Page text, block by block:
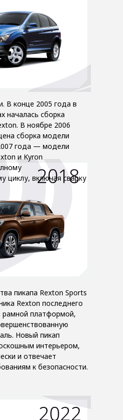
В конце 2005 года в
началась сборка
В ноябре 2006
сборка модели
года — модели
и Kyron
циклу, включая сварку
пикапа Rexton Sports
Rexton последнего
рамной платформой,
Новый пикап
интерьером,
и отвечает
к безопасности.